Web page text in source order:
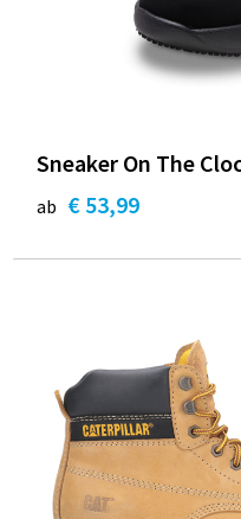
Sneaker On The
ab € 53,99